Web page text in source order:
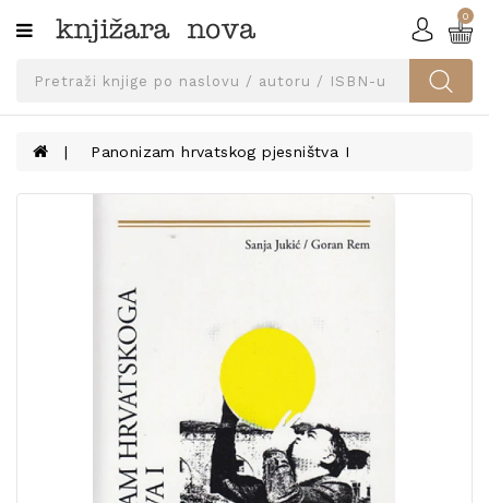
Kategorije
SVEUČILIŠNA
UDŽBENICI
KNJIGE
0
Panonizam hrvatskog pjesništva I